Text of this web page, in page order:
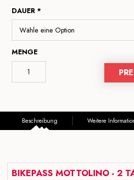
DAUER *
MENGE
Beschreibung Weitere
BIKEPASS MOTTOLINO - 2